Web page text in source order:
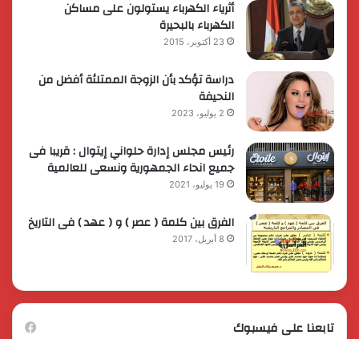
أثرياء الكهرباء يستولون على مساكن
الكهرباء بالبحيرة
23 أكتوبر، 2015
دراسة تؤكد بأن الزوجة الممتلئة أفضل من
النحيفة
2 يوليو، 2023
رئيس مجلس إدارة حلواني إيتوال : قريبا فى
جميع انحاء الجمهورية ونسعى للعالمية
19 يوليو، 2021
الفرق بين كلمة ( عصر ) و ( عهد ) فى التاريخ
8 أبريل، 2017
تابعنا على فيسبوك